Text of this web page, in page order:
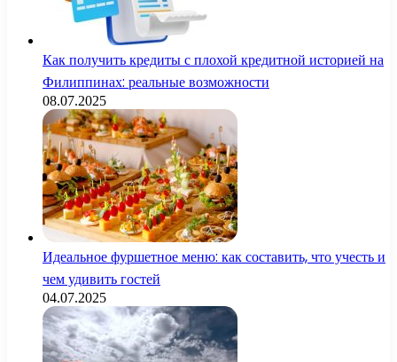
Как получить кредиты с плохой кредитной историей на
Филиппинах: реальные возможности
08.07.2025
Идеальное фуршетное меню: как составить, что учесть и
чем удивить гостей
04.07.2025